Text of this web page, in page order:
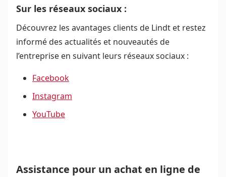
Sur les réseaux sociaux :
Découvrez les avantages clients de Lindt et restez
informé des actualités et nouveautés de
l’entreprise en suivant leurs réseaux sociaux :
Facebook
Instagram
YouTube
Assistance pour un achat en ligne de